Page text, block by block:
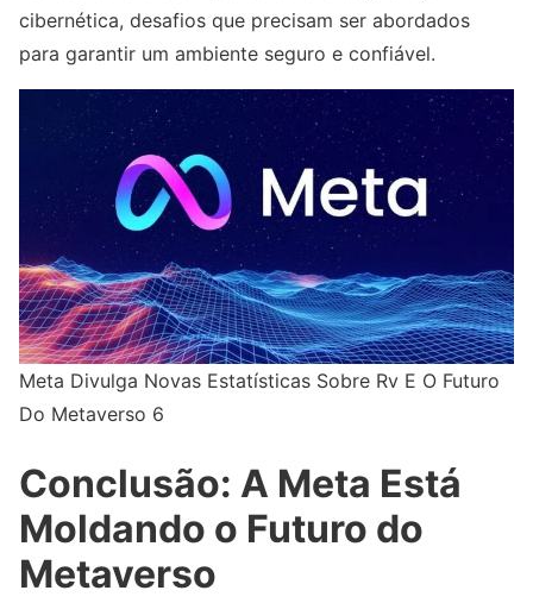
cibernética, desafios que precisam ser abordados
para garantir um ambiente seguro e confiável.
Meta Divulga Novas Estatísticas Sobre Rv E O Futuro
Do Metaverso 6
Conclusão: A Meta Está
Moldando o Futuro do
Metaverso